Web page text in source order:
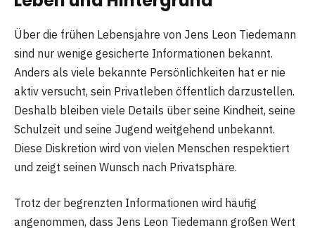
Über die frühen Lebensjahre von Jens Leon Tiedemann
sind nur wenige gesicherte Informationen bekannt.
Anders als viele bekannte Persönlichkeiten hat er nie
aktiv versucht, sein Privatleben öffentlich darzustellen.
Deshalb bleiben viele Details über seine Kindheit, seine
Schulzeit und seine Jugend weitgehend unbekannt.
Diese Diskretion wird von vielen Menschen respektiert
und zeigt seinen Wunsch nach Privatsphäre.
Trotz der begrenzten Informationen wird häufig
angenommen, dass Jens Leon Tiedemann großen Wert